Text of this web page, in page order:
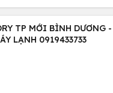
TP MỚI BÌNH DƯƠNG
LẠNH 0919433733